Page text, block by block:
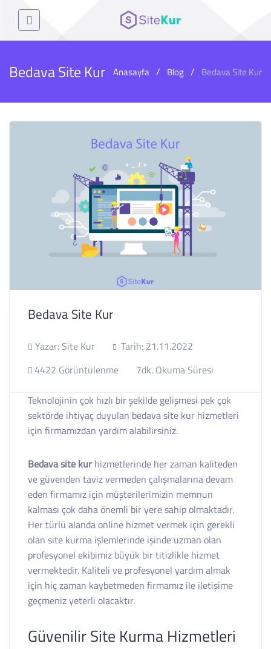
Bedava Site Kur Anasayfa Blog Bedava Site Kur
Bedava Site Kur
Yazar: Site Kur
Tarih: 21.11.2022
4422 Görüntülenme
7dk. Okuma Süresi
Teknolojinin çok hızlı bir şekilde gelişmesi pek çok
sektörde ihtiyaç duyulan bedava site kur hizmetleri
için firmamızdan yardım alabilirsiniz.
Bedava site kur hizmetlerinde her zaman kaliteden
ve güvenden taviz vermeden çalışmalarına devam
eden firmamız için müşterilerimizin memnun
kalması çok daha önemli bir yere sahip olmaktadır.
Her türlü alanda online hizmet vermek için gerekli
olan site kurma işlemlerinde işinde uzman olan
profesyonel ekibimiz büyük bir titizlikle hizmet
vermektedir. Kaliteli ve profesyonel yardım almak
için hiç zaman kaybetmeden firmamız ile iletişime
geçmeniz yeterli olacaktır.
Güvenilir Site Kurma Hizmetleri